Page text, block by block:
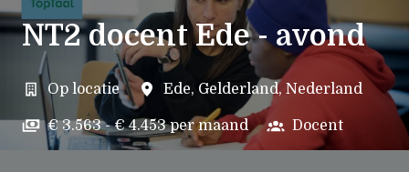
NT2 docent Ede - avond
Op locatie Ede, Gelderland, Nederland
€ 3.563 - € 4.453 per maand Docent